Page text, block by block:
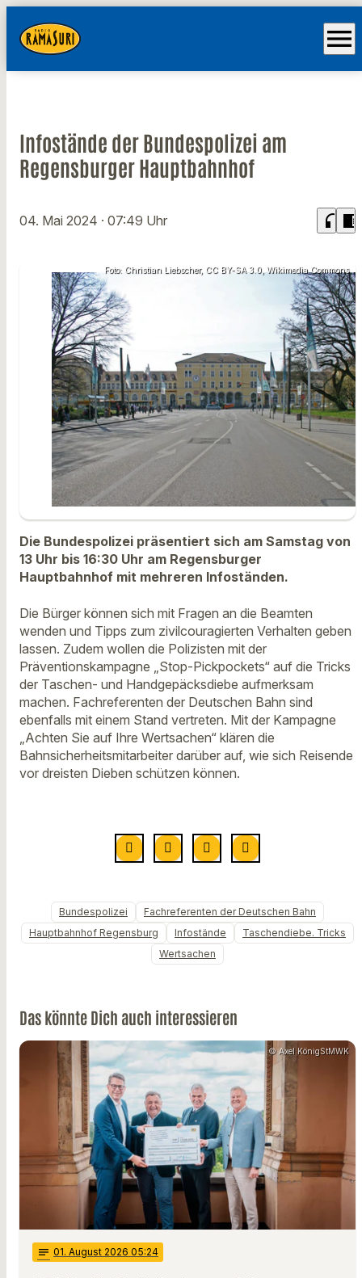
menu
Infostände der Bundespolizei am
Regensburger Hauptbahnhof
04. Mai 2024 · 07:49 Uhr headphones chrome_reader_mode
Foto: Christian Liebscher, CC BY-SA 3.0, Wikimedia Commons
Die Bundespolizei präsentiert sich am Samstag von
13 Uhr bis 16:30 Uhr am Regensburger
Hauptbahnhof mit mehreren Infoständen.
Die Bürger können sich mit Fragen an die Beamten
wenden und Tipps zum zivilcouragierten Verhalten geben
lassen. Zudem wollen die Polizisten mit der
Präventionskampagne „Stop-Pickpockets“ auf die Tricks
der Taschen- und Handgepäcksdiebe aufmerksam
machen. Fachreferenten der Deutschen Bahn sind
ebenfalls mit einem Stand vertreten. Mit der Kampagne
„Achten Sie auf Ihre Wertsachen“ klären die
Bahnsicherheitsmitarbeiter darüber auf, wie sich Reisende
vor dreisten Dieben schützen können.
Bundespolizei
Fachreferenten der Deutschen Bahn
Hauptbahnhof Regensburg
Infostände
Taschendiebe. Tricks
Wertsachen
Das könnte Dich auch interessieren
© Axel KönigStMWK
notes 01. August 2026 05:24